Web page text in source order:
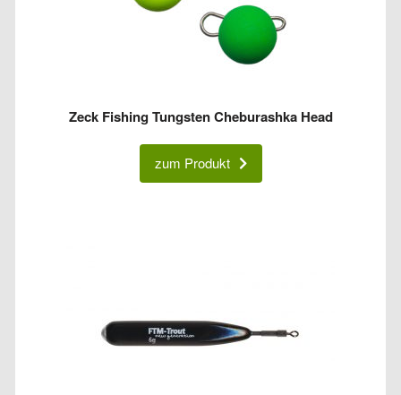
Zeck Fishing Tungsten Cheburashka Head
zum Produkt